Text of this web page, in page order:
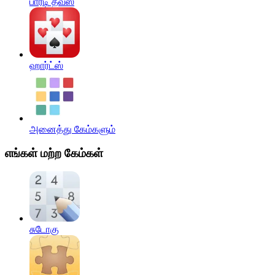
ஹார்ட்ஸ்
அனைத்து கேம்களும்
எங்கள் மற்ற கேம்கள்
சுடோகு